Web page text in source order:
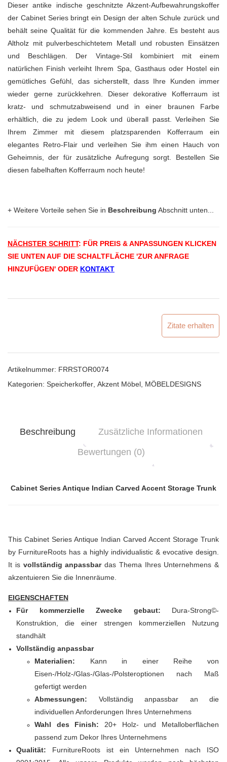
Dieser antike indische geschnitzte Akzent-Aufbewahrungskoffer
der Cabinet Series bringt ein Design der alten Schule zurück und
behält seine Qualität für die kommenden Jahre. Es besteht aus
Altholz mit pulverbeschichtetem Metall und robusten Einsätzen
und Beschlägen. Der Vintage-Stil kombiniert mit einem
natürlichen Finish verleiht Ihrem Spa, Gasthaus oder Hostel ein
gemütliches Gefühl, das sicherstellt, dass Ihre Kunden immer
wieder gerne zurückkehren. Dieser dekorative Kofferraum ist
kratz- und schmutzabweisend und in einer braunen Farbe
erhältlich, die zu jedem Look und überall passt. Verleihen Sie
Ihrem Zimmer mit diesem platzsparenden Kofferraum ein
elegantes Retro-Flair und verleihen Sie ihm einen Hauch von
Geheimnis, der für zusätzliche Aufregung sorgt. Bestellen Sie
diesen fabelhaften Kofferraum noch heute!
+ Weitere Vorteile sehen Sie in Beschreibung Abschnitt unten...
NÄCHSTER SCHRITT: FÜR PREIS & ANPASSUNGEN KLICKEN
SIE UNTEN AUF DIE SCHALTFLÄCHE 'ZUR ANFRAGE
HINZUFÜGEN' ODER KONTAKT
Zitate erhalten
Artikelnummer: FRRSTOR0074
Kategorien: Speicherkoffer Akzent Möbel MÖBELDESIGNS
Beschreibung
Zusätzliche Informationen
Bewertungen (0)
Cabinet Series Antique Indian Carved Accent Storage Trunk
This Cabinet Series Antique Indian Carved Accent Storage Trunk
by FurnitureRoots has a highly individualistic & evocative design.
It is vollständig anpassbar das Thema Ihres Unternehmens &
akzentuieren Sie die Innenräume.
EIGENSCHAFTEN
Für kommerzielle Zwecke gebaut: Dura-Strong©-
Konstruktion, die einer strengen kommerziellen Nutzung
standhält
Vollständig anpassbar
Materialien: Kann in einer Reihe von
Eisen-/Holz-/Glas-/Glas-/Polsteroptionen nach Maß
gefertigt werden
Abmessungen: Vollständig anpassbar an die
individuellen Anforderungen Ihres Unternehmens
Wahl des Finish: 20+ Holz- und Metalloberflächen
passend zum Dekor Ihres Unternehmens
Qualität: FurnitureRoots ist ein Unternehmen nach ISO